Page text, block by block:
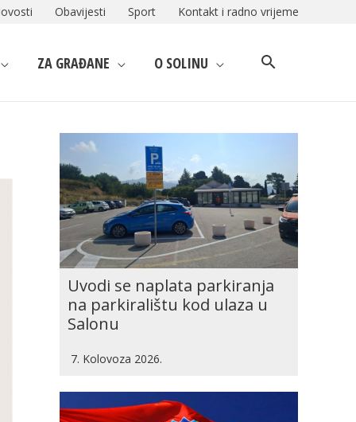
Obavijesti Sport Kontakt i radno vrijeme
ZA GRAĐANE O SOLINU
Uvodi se naplata parkiranja
na parkiralištu kod ulaza u
Salonu
7. Kolovoza 2026.